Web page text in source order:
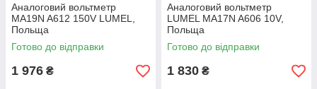
Аналоговий вольтметр
MA19N A612 150V LUMEL,
Польща
Готово до відправки
1 976 ₴
Аналоговий вольтметр
LUMEL MA17N A606 10V,
Польща
Готово до відправки
1 830 ₴